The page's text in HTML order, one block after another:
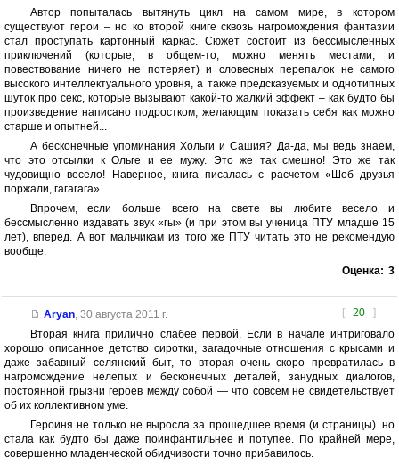
Автор попыталась вытянуть цикл на самом мире, в котором
существуют герои – но ко второй книге сквозь нагромождения фантазии
стал проступать картонный каркас. Сюжет состоит из бессмысленных
приключений (которые, в общем-то, можно менять местами, и
повествование ничего не потеряет) и словесных перепалок не самого
высокого интеллектуального уровня, а также предсказуемых и однотипных
шуток про секс, которые вызывают какой-то жалкий эффект – как будто бы
произведение написано подростком, желающим показать себя как можно
старше и опытней...
А бесконечные упоминания Хольги и Сашия? Да-да, мы ведь знаем,
что это отсылки к Ольге и ее мужу. Это же так смешно! Это же так
чудовищно весело! Наверное, книга писалась с расчетом «Шоб друзья
поржали, гагагага».
Впрочем, если больше всего на свете вы любите весело и
бессмысленно издавать звук «гы» (и при этом вы ученица ПТУ младше 15
лет), вперед. А вот мальчикам из того же ПТУ читать это не рекомендую
вообще.
Оценка: 3
[ 20 ]
Aryan, 30 августа 2011 г.
Вторая книга прилично слабее первой. Если в начале интриговало
хорошо описанное детство сиротки, загадочные отношения с крысами и
даже забавный селянский быт, то вторая очень скоро превратилась в
нагромождение нелепых и бесконечных деталей, занудных диалогов,
постоянной грызни героев между собой — что совсем не свидетельствует
об их коллективном уме.
Героиня не только не выросла за прошедшее время (и страницы). но
стала как будто бы даже поинфантильнее и потупее. По крайней мере,
совершенно младенческой обидчивости точно прибавилось.